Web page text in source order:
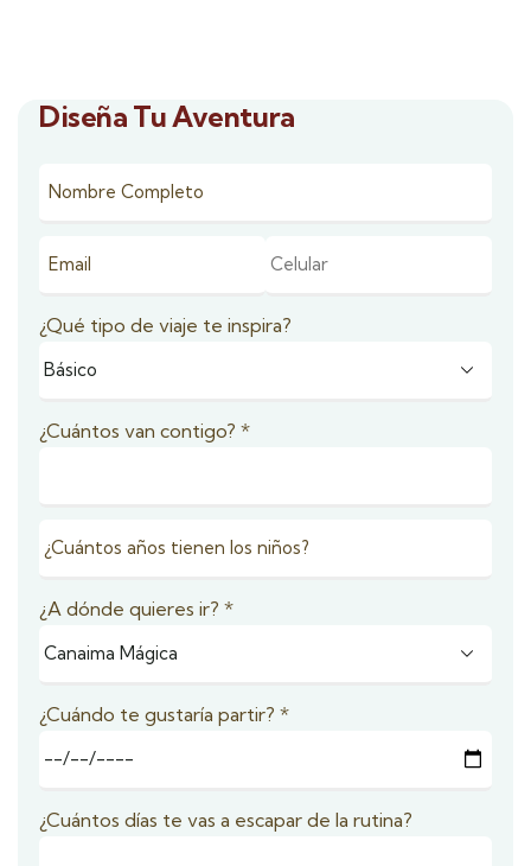
Diseña Tu Aventura
¿Qué tipo de viaje te inspira?
¿Cuántos van contigo? *
¿A dónde quieres ir? *
¿Cuándo te gustaría partir? *
¿Cuántos días te vas a escapar de la rutina?